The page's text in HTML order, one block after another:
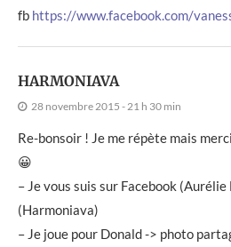
fb https://www.facebook.com/
HARMONIAVA
28 novembre 2015 - 21 h 30 min
Re-bonsoir ! Je me répète mais
😀
– Je vous suis sur Facebook
(Harmoniava)
– Je joue pour Donald -> photo